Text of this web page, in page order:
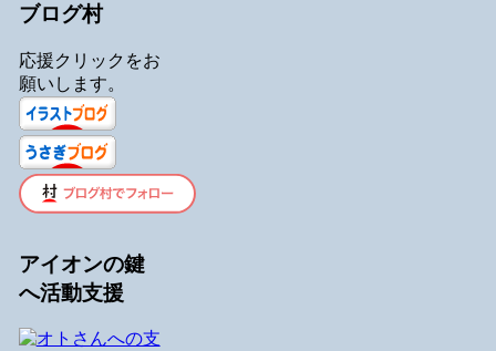
ブログ村
応援クリックをお
願いします。
アイオンの鍵
へ活動支援